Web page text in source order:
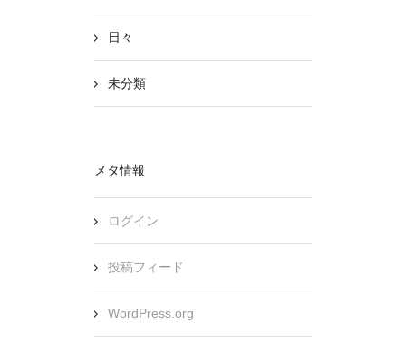
日々
未分類
メタ情報
ログイン
投稿フィード
WordPress.org